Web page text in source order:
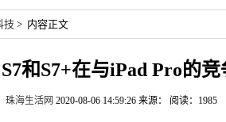
技 > 内容正文
和S7+在与iPad Pro的
珠海生活网 2020-08-06 14:59:26 来源： 阅读：1985